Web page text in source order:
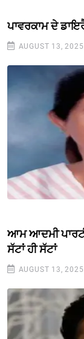
ਪਾਵਰਕਾਮ ਦੇ
AUGUST 13, 2025
ਆਮ ਆਦਮੀ
ਸੱਟਾਂ ਹੀ ਸੱਟਾਂ
AUGUST 13, 2025